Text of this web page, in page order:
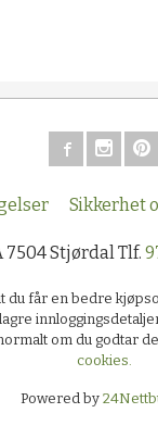
Sikkerhet
7504 Stjørdal Tlf.
du får en bedre
om du godtar
cookies.
Powered by